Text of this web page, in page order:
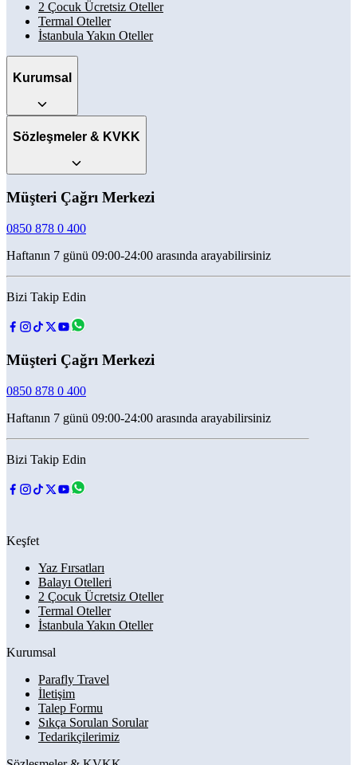
2 Çocuk Ücretsiz Oteller
Termal Oteller
İstanbula Yakın Oteller
Kurumsal
Sözleşmeler & KVKK
Müşteri Çağrı Merkezi
0850 878 0 400
Haftanın 7 günü 09:00-24:00 arasında arayabilirsiniz
Bizi Takip Edin
Müşteri Çağrı Merkezi
0850 878 0 400
Haftanın 7 günü 09:00-24:00 arasında arayabilirsiniz
Bizi Takip Edin
Keşfet
Yaz Fırsatları
Balayı Otelleri
2 Çocuk Ücretsiz Oteller
Termal Oteller
İstanbula Yakın Oteller
Kurumsal
Parafly Travel
İletişim
Talep Formu
Sıkça Sorulan Sorular
Tedarikçilerimiz